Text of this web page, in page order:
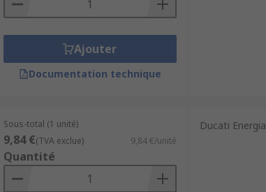
Ajouter
Documentation technique
Sous-total (1 unité)
9,84 €(TVA exclue) 9,84 €/unité
Quantité
Ducati Energia